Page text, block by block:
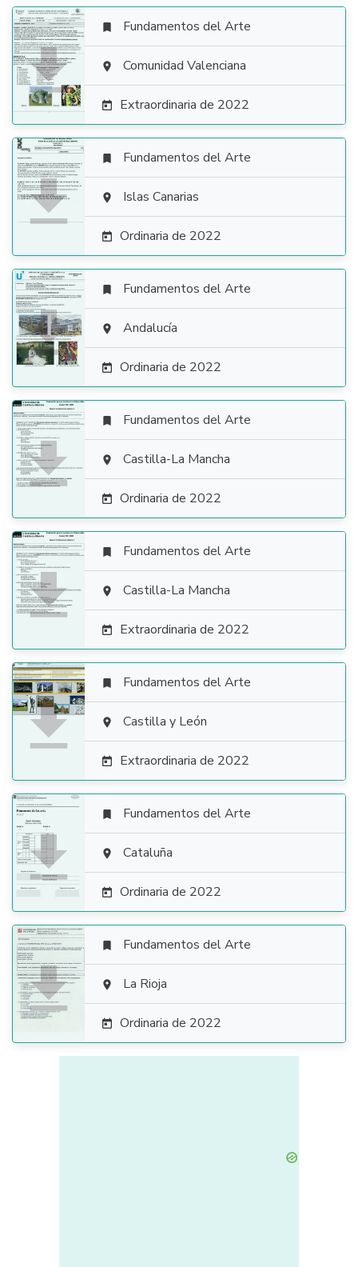

 Fundamentos del Arte
 Comunidad Valenciana
 Extraordinaria de 2022

 Fundamentos del Arte
 Islas Canarias
 Ordinaria de 2022

 Fundamentos del Arte
 Andalucía
 Ordinaria de 2022

 Fundamentos del Arte
 Castilla-La Mancha
 Ordinaria de 2022

 Fundamentos del Arte
 Castilla-La Mancha
 Extraordinaria de 2022

 Fundamentos del Arte
 Castilla y León
 Extraordinaria de 2022

 Fundamentos del Arte
 Cataluña
 Ordinaria de 2022

 Fundamentos del Arte
 La Rioja
 Ordinaria de 2022